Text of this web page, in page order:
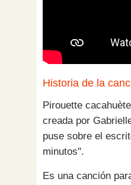
Historia de la
Pirouette
creada por
puse sobre el
minutos".
Es una canción